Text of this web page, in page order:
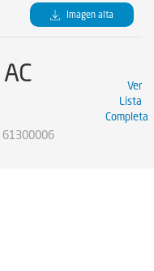
Imagen alta
61300006
Ver
Lista
Completa